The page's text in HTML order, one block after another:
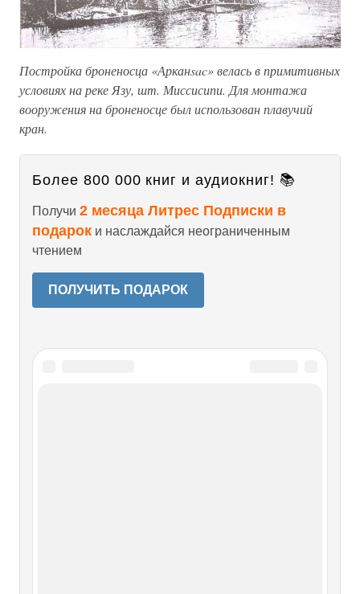
Постройка броненосца «Арканsac» велась в примитивных
условиях на реке Язу, шт. Миссисипи. Для монтажа
вооружения на броненосце был использован плавучий
кран.
Более 800 000 книг и аудиокниг! 📚
Получи 2 месяца Литрес Подписки в
подарок и наслаждайся неограниченным
чтением
ПОЛУЧИТЬ ПОДАРОК